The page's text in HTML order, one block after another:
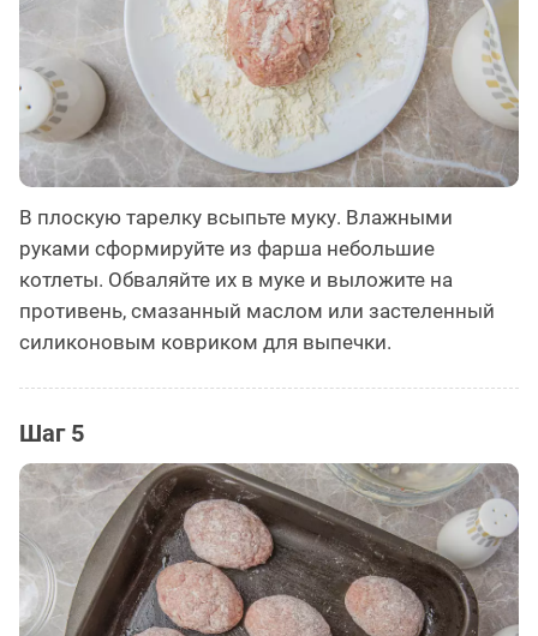
В плоскую тарелку всыпьте муку. Влажными
руками сформируйте из фарша небольшие
котлеты. Обваляйте их в муке и выложите на
противень, смазанный маслом или застеленный
силиконовым ковриком для выпечки.
Шаг 5